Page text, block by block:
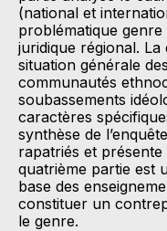
(national et
problématique genre
juridique régional.
situation générale
communautés
soubassements
caractères
synthèse de
rapatriés et
quatrième partie est
base des
constituer un
le genre.